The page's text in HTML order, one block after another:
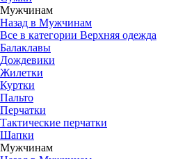
Мужчинам
Назад в Мужчинам
Все в категории Верхняя одежда
Балаклавы
Дождевики
Жилетки
Куртки
Пальто
Перчатки
Тактические перчатки
Шапки
Мужчинам